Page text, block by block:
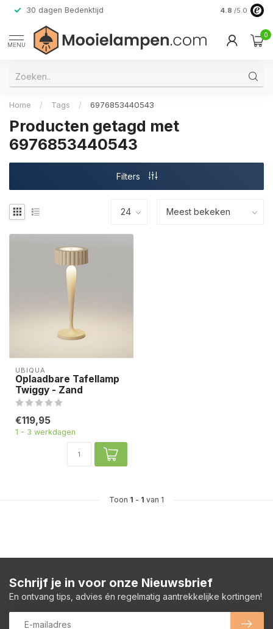
30 dagen Bedenktijd Verzending
4.8 /5.0
MENU
0
Home / Tags / 6976853440543
Producten getagd met
6976853440543
Filters
UBIQUA
Oplaadbare Tafellamp
Twiggy - Zand
€119,95
1 - 3 werkdagen
Toon 1 - 1 van 1
Schrijf je in voor onze Nieuwsbrief
En ontvang tips, advies én regelmatig aantrekkelijke kortingen!